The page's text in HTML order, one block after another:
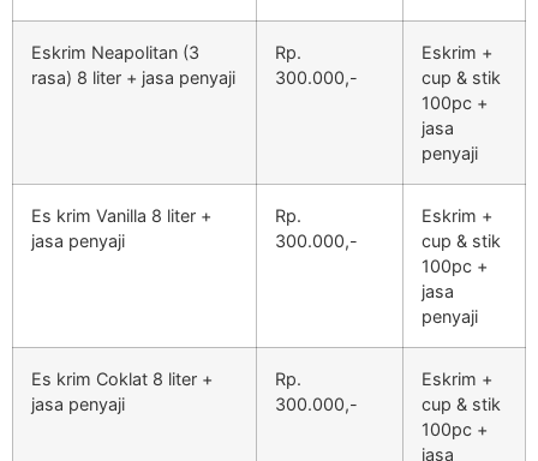
Eskrim Neapolitan (3
rasa) 8 liter + jasa penyaji
Rp.
300.000,-
Eskrim +
cup & stik
100pc +
jasa
penyaji
Es krim Vanilla 8 liter +
jasa penyaji
Rp.
300.000,-
Eskrim +
cup & stik
100pc +
jasa
penyaji
Es krim Coklat 8 liter +
jasa penyaji
Rp.
300.000,-
Eskrim +
cup & stik
100pc +
jasa